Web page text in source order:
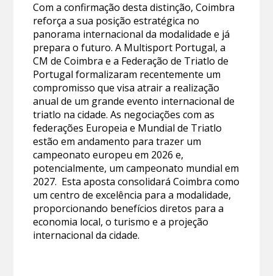
Com a confirmação desta distinção, Coimbra
reforça a sua posição estratégica no
panorama internacional da modalidade e já
prepara o futuro. A Multisport Portugal, a
CM de Coimbra e a Federação de Triatlo de
Portugal formalizaram recentemente um
compromisso que visa atrair a realização
anual de um grande evento internacional de
triatlo na cidade. As negociações com as
federações Europeia e Mundial de Triatlo
estão em andamento para trazer um
campeonato europeu em 2026 e,
potencialmente, um campeonato mundial em
2027. Esta aposta consolidará Coimbra como
um centro de excelência para a modalidade,
proporcionando benefícios diretos para a
economia local, o turismo e a projeção
internacional da cidade.